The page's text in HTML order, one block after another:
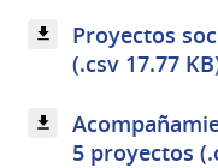
Proyectos
(.csv 17.77
5 proyectos